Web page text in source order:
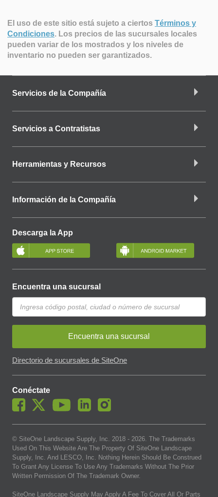
El uso de este sitio está sujeto a ciertos Términos y
Condiciones. Los precios de las sucursales locales
pueden variar de los mostrados y los niveles de
inventario no pueden ser garantizados.
Servicios de la Compañía
Servicios a Contratistas
Herramientas y Recursos
Información de la Compañía
Descarga la App
Encuentra una sucursal
Encuentra una sucursal
Directorio de sucursales de SiteOne
Conéctate
© SiteOne Landscape Supply, Inc. 2018 - 2026. The Trademarks
Used On This Website Are The Property Of SiteOne Landscape
Supply, Inc. And LESCO, Inc. Nothing Herein Should Be Construed
To Grant Any License To Use Any Trademarks Without The Prior
Written Permission Of The Trademark Owner.
SiteOne Landscape Supply May Apply A Fee To Cover All Or Parts